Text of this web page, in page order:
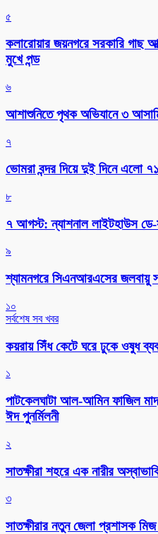
৫
কলারোয়ার জয়নগরে সরকারি গাছ
মুখে পন্ড
৬
আশাশুনিতে পৃথক অভিযানে ৩
৭
ভোমরা বন্দর দিয়ে দুই দিনে এলো
৮
৭ আগস্ট: ন্যাশনাল লাইটহাউস ডে-
৯
শ্যামনগরে সিএনআরএসের জলবায়ু
১০
সর্বশেষ সব খবর
কয়রায় সিঁধ কেটে ঘরে ঢুকে ওষুধ
১
পাটকেলঘাটা আল-আমিন ফাজিল
ঈদ পুনর্মিলনী
২
সাতক্ষীরা শহরে এক নারীর
৩
সাতক্ষীরার নতুন জেলা প্রশাসক